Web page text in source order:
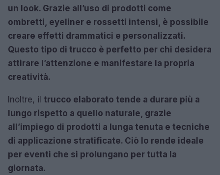
un look. Grazie all’uso di prodotti come
ombretti, eyeliner e rossetti intensi, è possibile
creare effetti drammatici e personalizzati.
Questo tipo di trucco è perfetto per chi desidera
attirare l’attenzione e manifestare la propria
creatività.
Inoltre, il trucco elaborato tende a durare più a
lungo rispetto a quello naturale, grazie
all’impiego di prodotti a lunga tenuta e tecniche
di applicazione stratificate. Ciò lo rende ideale
per eventi che si prolungano per tutta la
giornata.